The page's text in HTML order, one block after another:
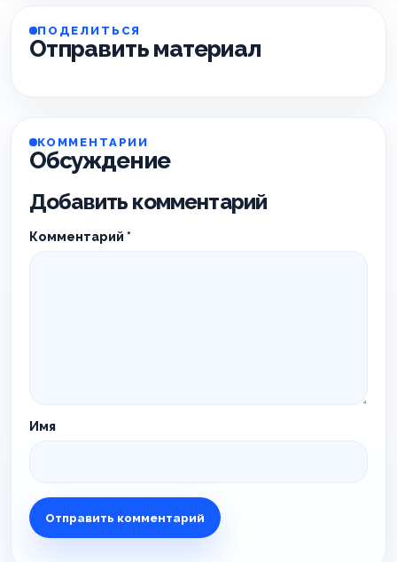
ПОДЕЛИТЬСЯ
Отправить материал
КОММЕНТАРИИ
Обсуждение
Добавить комментарий
Комментарий *
Имя